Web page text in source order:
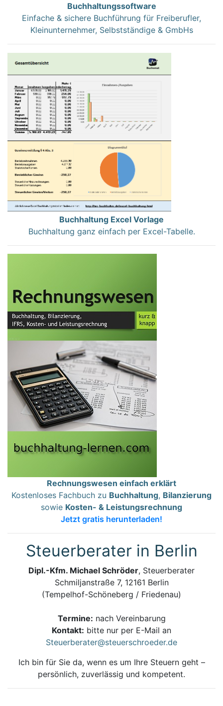
Buchhaltungssoftware
Einfache & sichere Buchführung für Freiberufler,
Kleinunternehmer, Selbstständige & GmbHs
Buchhaltung Excel Vorlage
Buchhaltung ganz einfach per Excel-Tabelle.
Rechnungswesen einfach erklärt
Kostenloses Fachbuch zu Buchhaltung, Bilanzierung
sowie Kosten- & Leistungsrechnung
Jetzt gratis herunterladen!
Steuerberater in Berlin
Dipl.-Kfm. Michael Schröder, Steuerberater
Schmiljanstraße 7, 12161 Berlin
(Tempelhof-Schöneberg / Friedenau)
Termine: nach Vereinbarung
Kontakt: bitte nur per E-Mail an
Steuerberater@steuerschroeder.de
Ich bin für Sie da, wenn es um Ihre Steuern geht –
persönlich, zuverlässig und kompetent.